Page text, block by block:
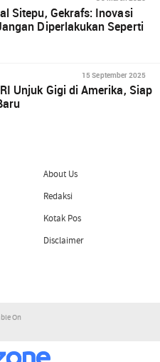
Sitepu, Gekrafs: Inovasi
Diperlakukan Seperti
15 September 2025
Unjuk Gigi di Amerika, Siap
About Us
Redaksi
Kotak Pos
Disclaimer
On